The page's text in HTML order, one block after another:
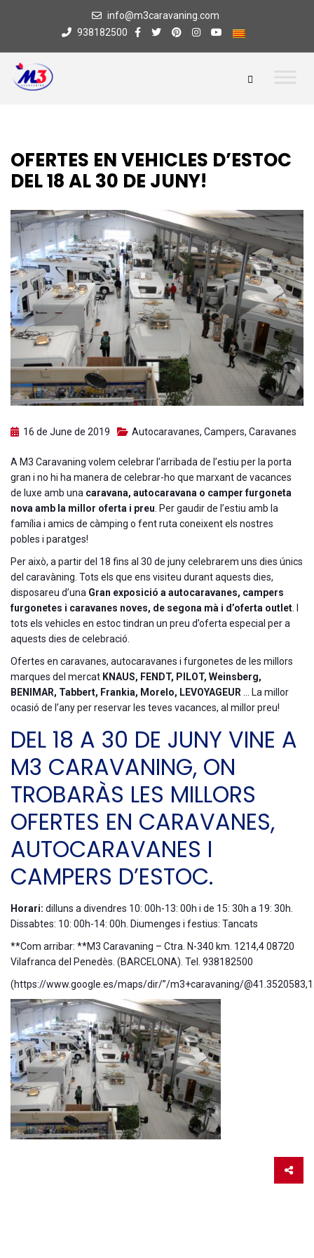
info@m3caravaning.com
938182500
OFERTES EN VEHICLES D’ESTOC
DEL 18 AL 30 DE JUNY!
16 de June de 2019 Autocaravanes, Campers, Caravanes
A M3 Caravaning volem celebrar l’arribada de l’estiu per la porta
gran i no hi ha manera de celebrar-ho que marxant de vacances
de luxe amb una caravana, autocaravana o camper furgoneta
nova amb la millor oferta i preu . Per gaudir de l’estiu amb la
família i amics de càmping o fent ruta coneixent els nostres
pobles i paratges!
Per això, a partir del 18 fins al 30 de juny celebrarem uns dies únics
del caravàning. Tots els que ens visiteu durant aquests dies,
disposareu d’una Gran exposició a autocaravanes, campers
furgonetes i caravanes noves, de segona mà i d’oferta outlet
tots els vehicles en estoc tindran un preu d’oferta especial per a
aquests dies de celebració.
Ofertes en caravanes, autocaravanes i furgonetes de les millors
marques del mercat KNAUS, FENDT, PILOT, Weinsberg,
BENIMAR, Tabbert, Frankia, Morelo, LEVOYAGEUR … La millor
ocasió de l’any per reservar les teves vacances, al millor preu!
DEL 18 A 30 DE JUNY VINE A
M3 CARAVANING, ON
TROBARÀS LES MILLORS
OFERTES EN CARAVANES,
AUTOCARAVANES I
CAMPERS D’ESTOC.
Horari: dilluns a divendres 10: 00h-13: 00h i de 15: 30h a 19: 30h.
Dissabtes: 10: 00h-14: 00h. Diumenges i festius: Tancats
**Com arribar: **M3 Caravaning – Ctra. N-340 km. 1214,4 08720
Vilafranca del Penedès. (BARCELONA). Tel. 938182500
(https://www.google.es/maps/dir/”/m3+caravaning/